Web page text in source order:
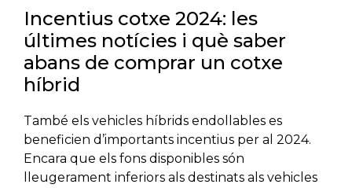
Incentius cotxe 2024: les
últimes notícies i què saber
abans de comprar un cotxe
híbrid
També els vehicles híbrids endollables es
beneficien d’importants incentius per al 2024.
Encara que els fons disponibles són
lleugerament inferiors als destinats als vehicles